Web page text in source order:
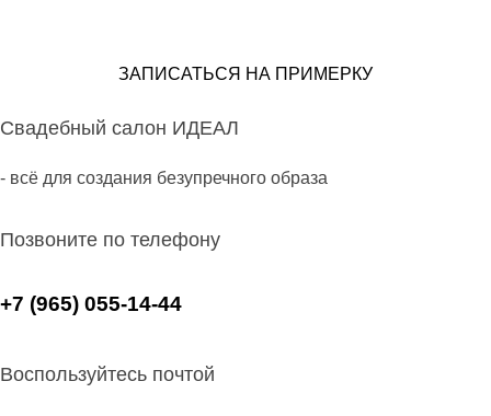
ЗАПИСАТЬСЯ НА ПРИМЕРКУ
Свадебный салон ИДЕАЛ
- всё для создания безупречного образа
Позвоните по телефону
+7 (965) 055-14-44
Воспользуйтесь почтой